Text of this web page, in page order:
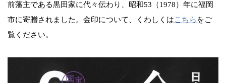
前藩主である黒田家に代々伝わり、昭和53（1978）年に福岡
市に寄贈されました。金印について、くわしくはこちら をご
覧ください。